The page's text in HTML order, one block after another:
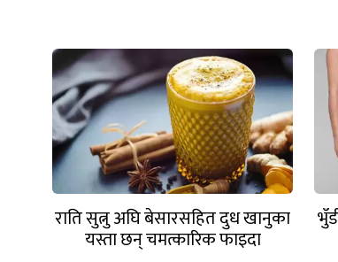
राति सुत्नु अघि बेसारसहित दुध खानुका
यस्ता छन् चमत्कारिक फाइदा